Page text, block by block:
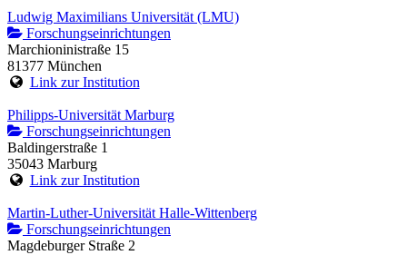
Ludwig Maximilians Universität (LMU)
Forschungseinrichtungen
Marchioninistraße 15
81377 München
Link zur Institution
Philipps-Universität Marburg
Forschungseinrichtungen
Baldingerstraße 1
35043 Marburg
Link zur Institution
Martin-Luther-Universität Halle-Wittenberg
Forschungseinrichtungen
Magdeburger Straße 2